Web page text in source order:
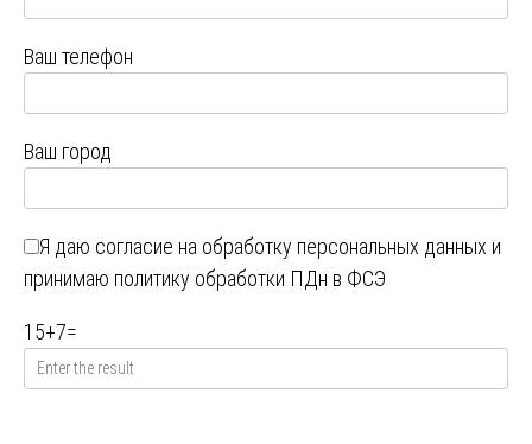
Ваш телефон
Ваш город
Я даю согласие на обработку персональных данных и
принимаю политику обработки ПДн в ФСЭ
15+7=